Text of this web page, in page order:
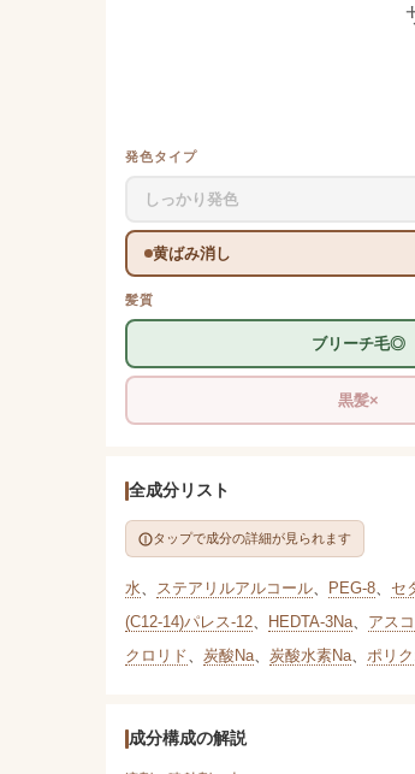
発色タイプ
しっかり発色
黄ばみ消し
髪質
ブリーチ毛◎
黒髪×
全成分リスト
タップで成分の詳細が見られます
水、 ステアリルアルコール、 PEG-8、 セ
(C12-14)パレス-12、 HEDTA-3Na、 アス
クロリド、 炭酸Na、 炭酸水素Na、 ポリ
成分構成の解説